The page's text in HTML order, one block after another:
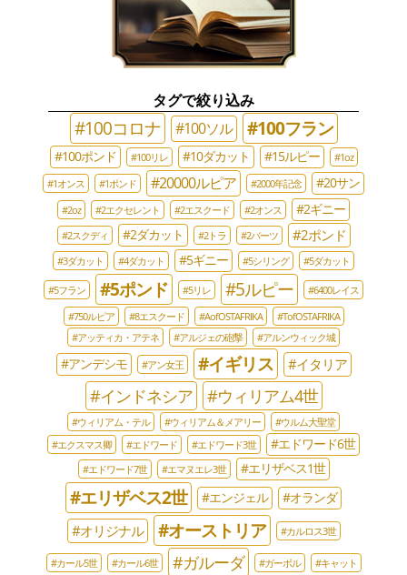
タグで絞り込み
#100コロナ #100ソル #100フラン
#100ポンド #100リレ #10ダカット #15ルピー
#1oz
#1オンス
#1ポンド #20000ルピア #2000年記念 #20サン
#2oz #2エクセレント #2エスクード #2オンス #2ギニー
#2スクディ #2ダカット #2トラ #2バーツ #2ポンド
#3ダカット #4ダカット #5ギニー #5シリング #5ダカット
#5フラン #5ポンド #5リレ #5ルピー
#6400レイス
#750ルピア
#8エスクード #AofOSTAFRIKA
#TofOSTAFRIKA
#アッティカ・アテネ
#アルジェの砲撃 #アルンウィック城
#アンデシモ #アン女王 #イギリス #イタリア
#インドネシア #ウィリアム4世
#ウィリアム・テル #ウィリアム＆メアリー
#ウルム大聖堂
#エクスマス卿
#エドワード #エドワード3世 #エドワード6世
#エドワード7世 #エマヌエレ3世 #エリザベス1世
#エリザベス2世 #エンジェル #オランダ
#オリジナル #オーストリア #カルロス3世
#カール5世 #カール6世 #ガルーダ #ガーボル #キャット